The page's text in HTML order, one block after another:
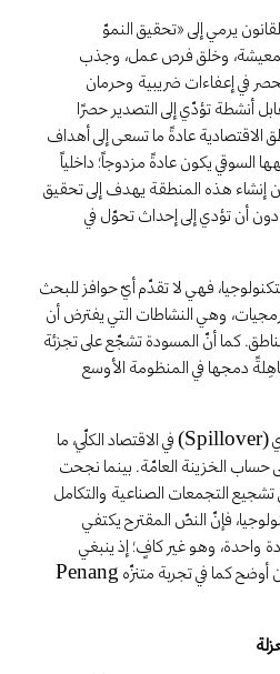
1 على أنّ القانون يرمي إلى «تحقيق النموّ
وخلق فرص عمل، وجذب
في إعفاءات ضريبية وحرمان
أنشطة تؤدّي إلى التصدير حصرًا
الاقتصادية عادةً ما تسعى إلى أهداف
السوقي يكون عادةً مزدوجاً؛ داخلياً
إنشاء هذه المنطقة يهدف إلى تحقيق
أن تؤدي إلى إحداث تحوّل في
فهي لا تقدّم أيّ حوافز للبحث
وهي النشاطات التي يفترض أن
كما أنّ المسودة تشجّع على تجزئة
دمجها في المنظومة الأوسع
لا تُحدث المنطقة أيّ أثر ارتدادي (Spillover) في الاقتصاد الكلّي، ما
حساب الخزينة العامّة. بينما نجحت
تشجيع التجمعات الصناعية والتكامل
فإنّ النصّ المقترح يكتفي
واحدة، وهو غير كافٍ؛ إذ ينبغي
لحوافز تنمية المورّدين أن تكون أوضح كما في تجربة متنزّه Penang